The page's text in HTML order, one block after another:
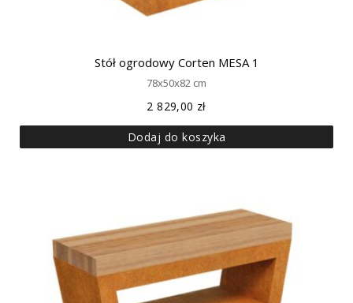
Stół ogrodowy Corten MESA 1
78x50x82 cm
2 829,00 zł
Dodaj do koszyka